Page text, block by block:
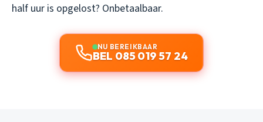
half uur is opgelost? Onbetaalbaar.
NU BEREIKBAAR
BEL 085 019 57 24